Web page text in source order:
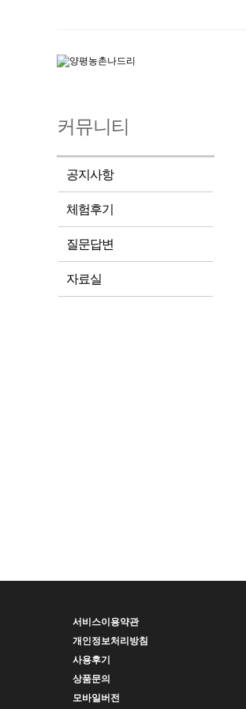
커뮤니티
공지사항
체험후기
질문답변
자료실
서비스이용약관
개인정보처리방침
사용후기
상품문의
모바일버전